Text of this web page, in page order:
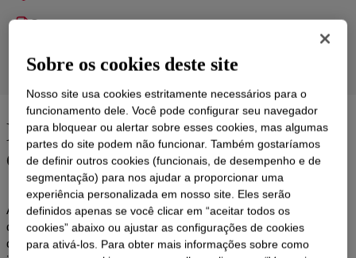
Suporte
Grupos de Produtos
Desempenho comprovado e
durabilidade a longo prazo
A aplicação de selantes em condições desafiadoras requer o uso
de soluções com desempenho superior. Proteja suas estruturas
de concreto para estacionamentos e estádios contra as
Sobre os cookies deste site
Nosso site usa cookies estritamente necessários para o
funcionamento dele. Você pode configurar seu navegador
para bloquear ou alertar sobre esses cookies, mas algumas
partes do site podem não funcionar. Também gostaríamos
de definir outros cookies (funcionais, de desempenho e de
segmentação) para nos ajudar a proporcionar uma
experiência personalizada em nosso site. Eles serão
definidos apenas se você clicar em “aceitar todos os
cookies” abaixo ou ajustar as configurações de cookies
para ativá-los. Para obter mais informações sobre como